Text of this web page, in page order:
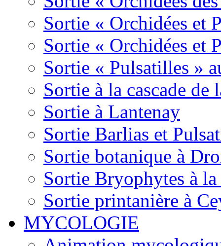
Sortie « Orchidées et
Sortie « Orchidées et
Sortie « Pulsatilles »
Sortie à la cascade de
Sortie à Lantenay
Sortie Barlias et
Sortie botanique à
Sortie Bryophytes à la
Sortie printanière à
MYCOLOGIE